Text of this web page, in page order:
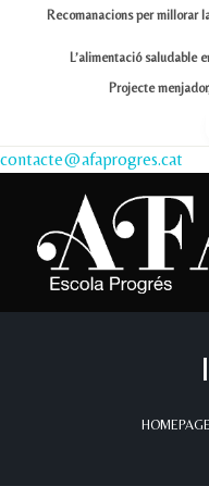
Recomanacions per millorar
L’alimentació saludable
Projecte
contacte@afaprogres.cat
HOMEPAGE